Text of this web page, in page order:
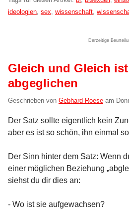
ideologien sex wissenschaft
Derzeitige
Gleich und Gleich
abgeglichen
Geschrieben von Gebhard Roese am
Der Satz sollte eigentlich kein
aber es ist so schön, ihn einmal
Der Sinn hinter dem Satz: Wenn
einer möglichen Beziehung
siehst du dir dies an:
- Wo ist sie aufgewachsen?